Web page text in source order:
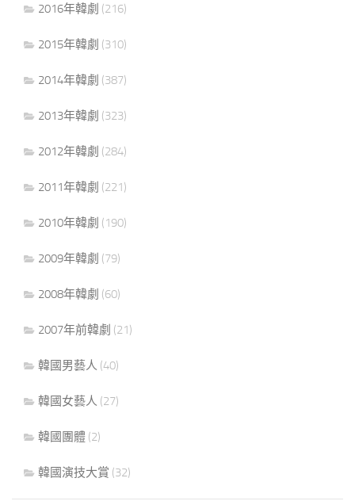
2016年韓劇 (216)
2015年韓劇 (310)
2014年韓劇 (387)
2013年韓劇 (323)
2012年韓劇 (284)
2011年韓劇 (221)
2010年韓劇 (190)
2009年韓劇 (79)
2008年韓劇 (60)
2007年前韓劇 (21)
韓國男藝人 (40)
韓國女藝人 (27)
韓國團體 (2)
韓國演技大賞 (32)